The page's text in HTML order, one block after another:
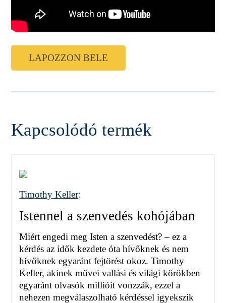
LAPOZZON BELE
Kapcsolódó termék
Timothy Keller:
Istennel a szenvedés kohójában
Miért engedi meg Isten a szenvedést? – ez a
kérdés az idők kezdete óta hívőknek és nem
hívőknek egyaránt fejtörést okoz. Timothy
Keller, akinek művei vallási és világi körökben
egyaránt olvasók millióit vonzzák, ezzel a
nehezen megválaszolható kérdéssel igyekszik